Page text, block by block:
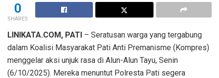
0
SHARES
LINIKATA.COM, PATI – Seratusan warga yang tergabung
dalam Koalisi Masyarakat Pati Anti Premanisme (Kompres)
menggelar aksi unjuk rasa di Alun-Alun Tayu, Senin
(6/10/2025). Mereka menuntut Polresta Pati segera